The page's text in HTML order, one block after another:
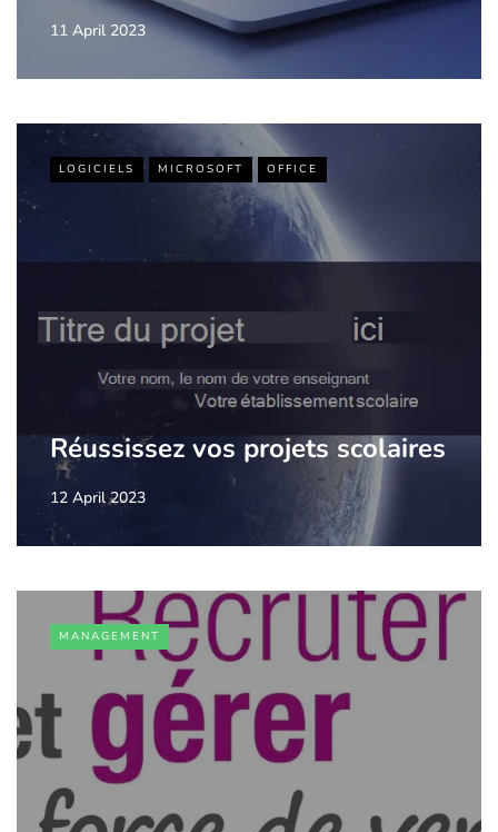
11 April 2023
LOGICIELS MICROSOFT OFFICE
Réussissez vos projets scolaires
12 April 2023
MANAGEMENT